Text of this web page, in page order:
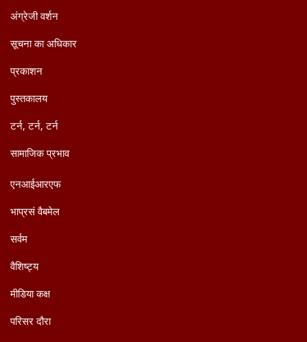
अंग्रेजी वर्शन
सूचना का अधिकार
प्रकाशन
पुस्तकालय
टर्न, टर्न, टर्न
सामाजिक प्रभाव
एनआईआरएफ
भाप्रसं वैबमेल
सर्वम
वैशिष्ट्य
मीडिया कक्ष
परिसर दौरा